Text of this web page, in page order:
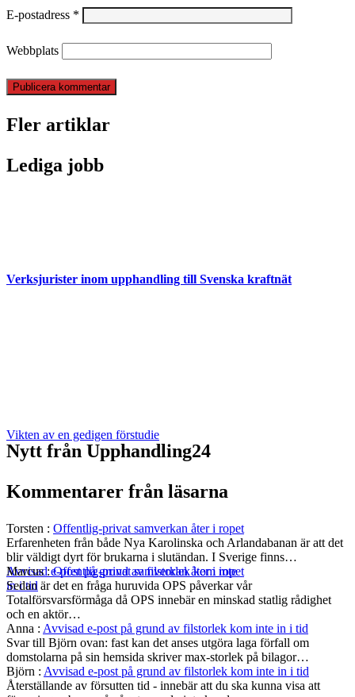
E-postadress *
Webbplats
Fler artiklar
Lediga jobb
Verksjurister inom upphandling till Svenska kraftnät
Vikten av en gedigen förstudie
Avvisad e-post på grund av filstorlek kom inte
in i tid
Nytt från Upphandling24
Kommentarer från läsarna
Torsten : Offentlig-privat samverkan åter i ropet
Erfarenheten från både Nya Karolinska och Arlandabanan är att det
blir väldigt dyrt för brukarna i slutändan. I Sverige finns…
Marcus:Offentlig-privat samverkan åter i ropet
Sedan är det en fråga huruvida OPS påverkar vår
Totalförsvarsförmåga då OPS innebär en minskad statlig rådighet
och en aktör…
Anna : Avvisad e-post på grund av filstorlek kom inte in i tid
Svar till Björn ovan: fast kan det anses utgöra laga förfall om
domstolarna på sin hemsida skriver max-storlek på bilagor…
Björn : Avvisad e-post på grund av filstorlek kom inte in i tid
Återställande av försutten tid - innebär att du ska kunna visa att